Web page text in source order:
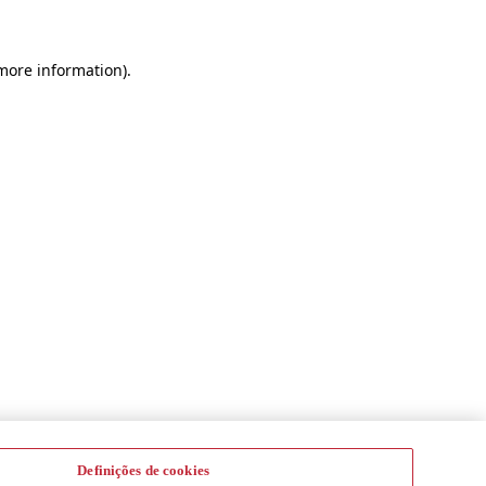
information).
Definições de cookies